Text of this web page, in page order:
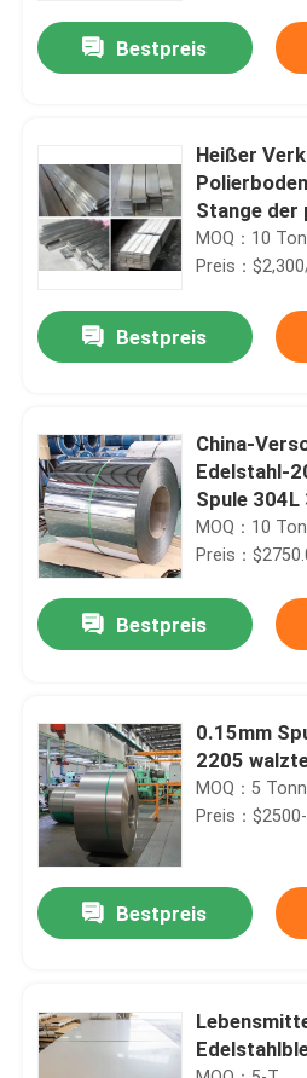
Bestpreis
Heißer
Stange der
904L
MOQ：10
Preis：
Bestpreis
China-
Edelstahl-
Spule
904L
MOQ：10
Preis：
Bestpreis
0.15mm
2205
MOQ：5
Preis：
Bestpreis